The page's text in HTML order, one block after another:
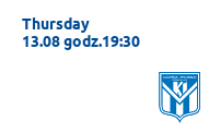
Thursday
13.08 godz.19:30